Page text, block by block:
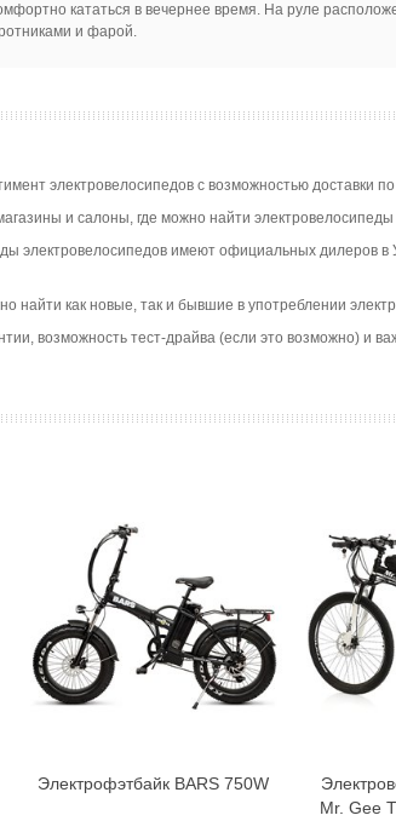
кататься в вечернее время. На руле
и фарой.
электровелосипедов с возможностью доставки
и салоны, где можно найти
электровелосипедов имеют официальных дилеров в
найти как новые, так и бывшие в употреблении
возможность тест-драйва (если это возможно) и
В корзину
Электрофэтбайк BARS 750W
Mr. Gee